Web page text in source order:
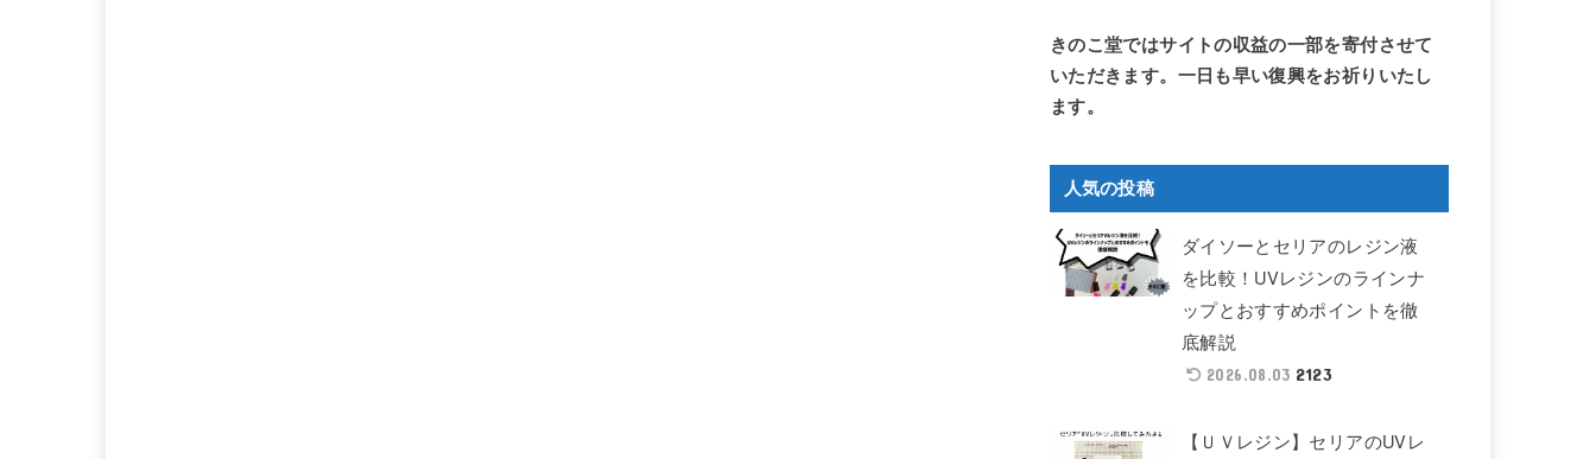
きのこ堂ではサイトの収益の一部を寄付させて
いただきます。一日も早い復興をお祈りいたし
ます。
人気の投稿
ダイソーとセリアのレジン液
を比較！UVレジンのラインナ
ップとおすすめポイントを徹
底解説
2026.08.03 2123
【ＵＶレジン】セリアのUVレ